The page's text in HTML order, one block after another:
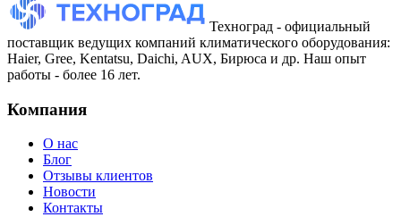
Техноград - официальный
поставщик ведущих компаний климатического оборудования:
Haier, Gree, Kentatsu, Daichi, AUX, Бирюса и др. Наш опыт
работы - более 16 лет.
Компания
О нас
Блог
Отзывы клиентов
Новости
Контакты